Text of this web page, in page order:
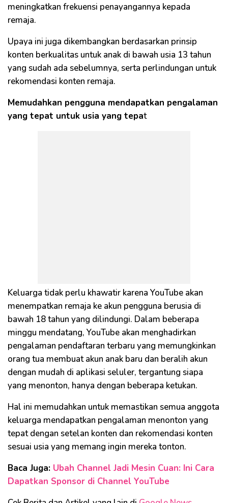
meningkatkan frekuensi penayangannya kepada
remaja.
Upaya ini juga dikembangkan berdasarkan prinsip
konten berkualitas untuk anak di bawah usia 13 tahun
yang sudah ada sebelumnya, serta perlindungan untuk
rekomendasi konten remaja.
Memudahkan pengguna mendapatkan pengalaman
yang tepat untuk usia yang tepat
Keluarga tidak perlu khawatir karena YouTube akan
menempatkan remaja ke akun pengguna berusia di
bawah 18 tahun yang dilindungi. Dalam beberapa
minggu mendatang, YouTube akan menghadirkan
pengalaman pendaftaran terbaru yang memungkinkan
orang tua membuat akun anak baru dan beralih akun
dengan mudah di aplikasi seluler, tergantung siapa
yang menonton, hanya dengan beberapa ketukan.
Hal ini memudahkan untuk memastikan semua anggota
keluarga mendapatkan pengalaman menonton yang
tepat dengan setelan konten dan rekomendasi konten
sesuai usia yang memang ingin mereka tonton.
Baca Juga: Ubah Channel Jadi Mesin Cuan: Ini Cara
Dapatkan Sponsor di Channel YouTube